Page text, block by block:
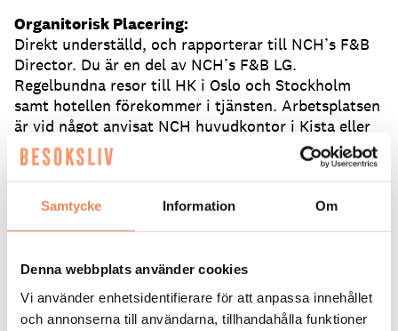
Samtycke Information Om
Denna webbplats använder cookies
Vi använder enhetsidentifierare för att anpassa innehållet
och annonserna till användarna, tillhandahålla funktioner
Organitorisk Placering:
Direkt underställd, och rapporterar till NCH’s F&B
Director. Du är en del av NCH’s F&B LG.
Regelbundna resor till HK i Oslo och Stockholm
samt hotellen förekommer i tjänsten. Arbetsplatsen
är vid något anvisat NCH huvudkontor i Kista eller
Oslo.
Har du frågor om tjänsten? Kontakta
fredrik.blomberg@choice.se
Ange i ansökan att du sett annonsen på Besöksliv.
på Facebook